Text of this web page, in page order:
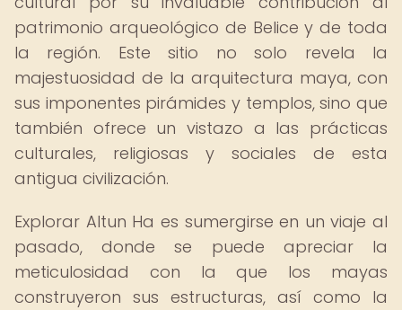
patrimonio arqueológico de Belice y de toda
la región. Este sitio no solo revela la
majestuosidad de la arquitectura maya, con
sus imponentes pirámides y templos, sino que
también ofrece un vistazo a las prácticas
culturales, religiosas y sociales de esta
antigua civilización.
Explorar Altun Ha es sumergirse en un viaje al
pasado, donde se puede apreciar la
meticulosidad con la que los mayas
construyeron sus estructuras, así como la